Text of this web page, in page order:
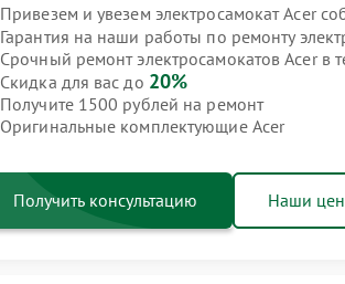
Привезем и увезем электросамокат Acer
Гарантия на наши работы по ремонту
Срочный ремонт электросамокатов Acer в
Скидка для вас до 20%
Получите 1500 рублей на ремонт
Оригинальные комплектующие Acer
Получить консультацию Наши